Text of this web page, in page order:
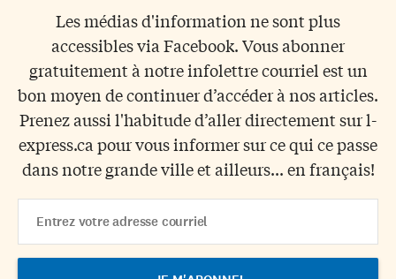
Les médias d'information ne sont plus
accessibles via Facebook. Vous abonner
gratuitement à notre infolettre courriel est un
bon moyen de continuer d’accéder à nos articles.
Prenez aussi l'habitude d’aller directement sur l-
express.ca pour vous informer sur ce qui ce passe
dans notre grande ville et ailleurs... en français!
Address